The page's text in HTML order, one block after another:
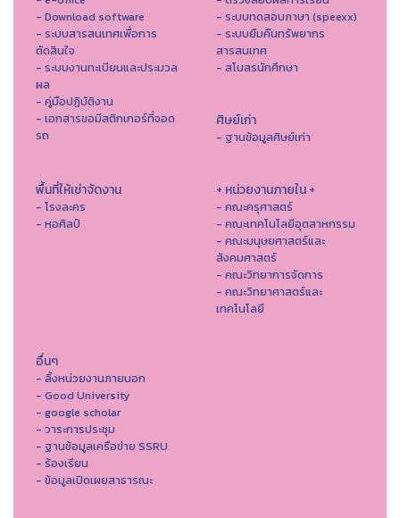
- Download software
- ระบบสารสนเทศเพื่อการ
ตัดสินใจ
- ระบบงานทะเบียนและประมวล
ผล
- คู่มือปฏิบัติงาน
- เอกสารขอมีสติกเกอร์ที่จอด
รถ
- ระบบทดสอบภาษา (speexx)
- ระบบยืมคืนทรัพยากร
สารสนเทศ
- สโมสรนักศึกษา
ศิษย์เก่า
- ฐานข้อมูลศิษย์เก่า
พื้นที่ให้เช่าจัดงาน
- โรงละคร
- หอศิลป์
+ หน่วยงานภายใน +
- คณะครุศาสตร์
- คณะเทคโนโลยีอุตสาหกรรม
- คณะมนุษยศาสตร์และ
สังคมศาสตร์
- คณะวิทยาการจัดการ
- คณะวิทยาศาสตร์และ
เทคโนโลยี
อื่นๆ
- ลิ้งหน่วยงานภายนอก
- Good University
- google scholar
- วาระการประชุม
- ฐานข้อมูลเครือข่าย SSRU
- ร้องเรียน
- ข้อมูลเปิดเผยสาธารณะ